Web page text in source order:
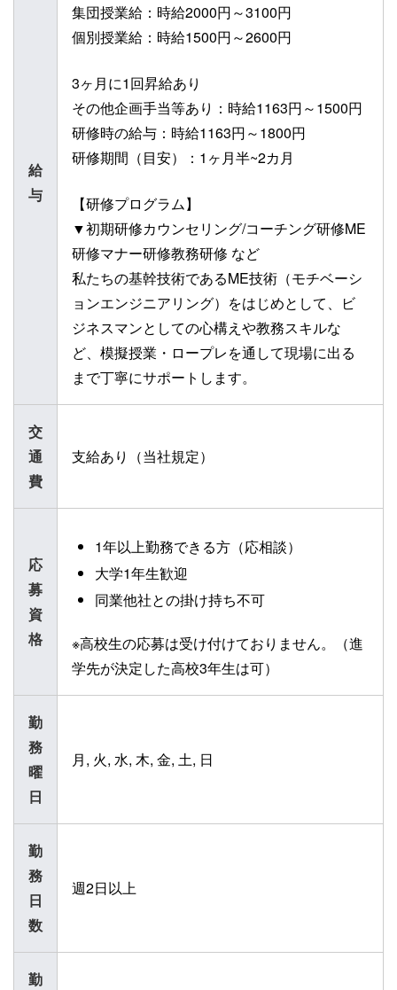
給
与
集団授業給：時給2000円～3100円
個別授業給：時給1500円～2600円
3ヶ月に1回昇給あり
その他企画手当等あり：時給1163円～1500円
研修時の給与：時給1163円～1800円
研修期間（目安）：1ヶ月半~2カ月
【研修プログラム】
▼初期研修カウンセリング/コーチング研修ME
研修マナー研修教務研修 など
私たちの基幹技術であるME技術（モチベーシ
ョンエンジニアリング）をはじめとして、ビ
ジネスマンとしての心構えや教務スキルな
ど、模擬授業・ロープレを通して現場に出る
まで丁寧にサポートします。
交
通
費
支給あり（当社規定）
応
募
資
格
1年以上勤務できる方（応相談）
大学1年生歓迎
同業他社との掛け持ち不可
※高校生の応募は受け付けておりません。（進
学先が決定した高校3年生は可）
勤
務
曜
日
月, 火, 水, 木, 金, 土, 日
勤
務
日
数
週2日以上
勤